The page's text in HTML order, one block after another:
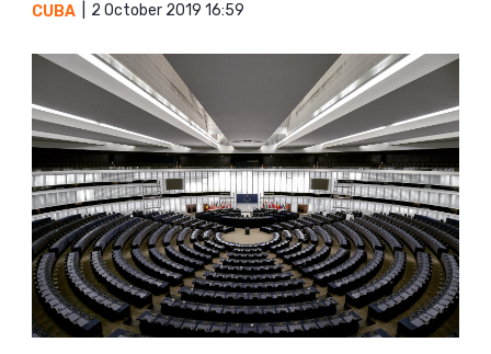
CUBA 2 October 2019 16:59